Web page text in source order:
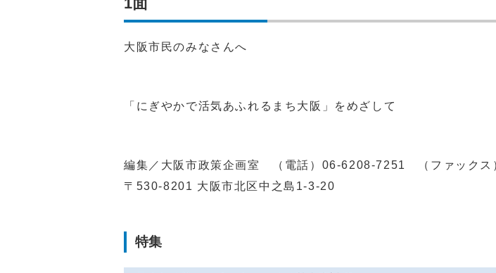
大阪市民のみなさんへ
「にぎやかで活気あふれるまち大阪」をめざして
編集／大阪市政策企画室 （電話） 06-6208-7251 （ファックス
〒 530-8201 大阪市北区中之島 1-3-20
特集